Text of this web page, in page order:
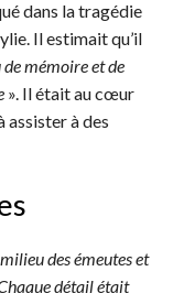
dans la tragédie
Il estimait qu’il
mémoire et de
». Il était au cœur
assister à des
des émeutes et
détail était